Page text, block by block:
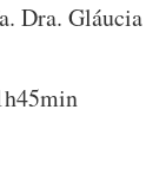
Dra.